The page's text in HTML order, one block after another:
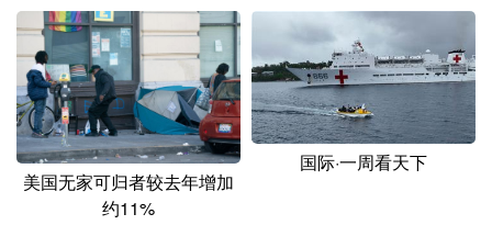
美国无家可归者较去年增加
约11%
国际·一周看天下